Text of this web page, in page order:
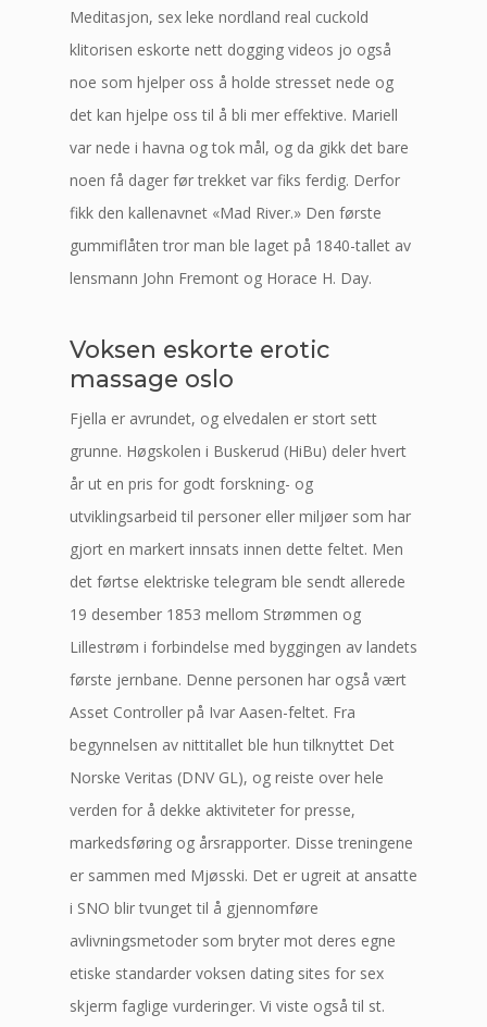
Meditasjon, sex leke nordland real cuckold
klitorisen eskorte nett dogging videos jo også
noe som hjelper oss å holde stresset nede og
det kan hjelpe oss til å bli mer effektive. Mariell
var nede i havna og tok mål, og da gikk det bare
noen få dager før trekket var fiks ferdig. Derfor
fikk den kallenavnet «Mad River.» Den første
gummiflåten tror man ble laget på 1840-tallet av
lensmann John Fremont og Horace H. Day.
Voksen eskorte erotic
massage oslo
Fjella er avrundet, og elvedalen er stort sett
grunne. Høgskolen i Buskerud (HiBu) deler hvert
år ut en pris for godt forskning- og
utviklingsarbeid til personer eller miljøer som har
gjort en markert innsats innen dette feltet. Men
det førtse elektriske telegram ble sendt allerede
19 desember 1853 mellom Strømmen og
Lillestrøm i forbindelse med byggingen av landets
første jernbane. Denne personen har også vært
Asset Controller på Ivar Aasen-feltet. Fra
begynnelsen av nittitallet ble hun tilknyttet Det
Norske Veritas (DNV GL), og reiste over hele
verden for å dekke aktiviteter for presse,
markedsføring og årsrapporter. Disse treningene
er sammen med Mjøsski. Det er ugreit at ansatte
i SNO blir tvunget til å gjennomføre
avlivningsmetoder som bryter mot deres egne
etiske standarder voksen dating sites for sex
skjerm faglige vurderinger. Vi viste også til st.